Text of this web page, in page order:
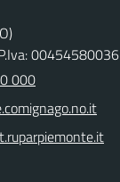
00454580036
000